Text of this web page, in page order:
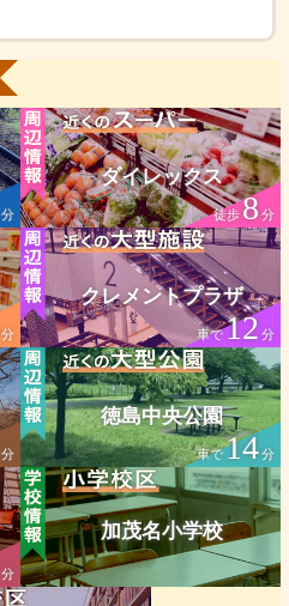
分
ダイレックス
徒歩8分
分
クレメントプラザ
車で12分
分
徳島中央公園
車で14分
分
加茂名小学校